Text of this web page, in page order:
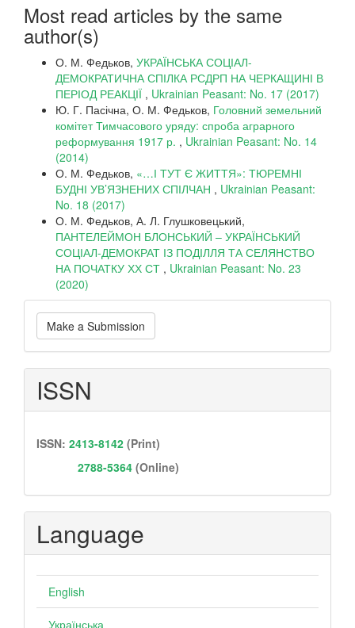
Most read articles by the same
author(s)
О. М. Федьков, УКРАЇНСЬКА СОЦІАЛ-
ДЕМОКРАТИЧНА СПІЛКА РСДРП НА ЧЕРКАЩИНІ В
ПЕРІОД РЕАКЦІЇ , Ukrainian Peasant: No. 17 (2017)
Ю. Г. Пасічна, О. М. Федьков, Головний земельний
комітет Тимчасового уряду: спроба аграрного
реформування 1917 р. , Ukrainian Peasant: No. 14
(2014)
О. М. Федьков, «…І ТУТ Є ЖИТТЯ»: ТЮРЕМНІ
БУДНІ УВ’ЯЗНЕНИХ СПІЛЧАН , Ukrainian Peasant:
No. 18 (2017)
О. М. Федьков, А. Л. Глушковецький,
ПАНТЕЛЕЙМОН БЛОНСЬКИЙ – УКРАЇНСЬКИЙ
СОЦІАЛ-ДЕМОКРАТ ІЗ ПОДІЛЛЯ ТА СЕЛЯНСТВО
НА ПОЧАТКУ ХХ СТ , Ukrainian Peasant: No. 23
(2020)
Make
a
Submission
Make a Submission
ISSN
ISSN: 2413-8142 (Print)
2788-5364 (Online)
Language
English
Українська